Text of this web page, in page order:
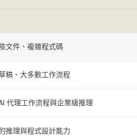
文件、複雜程式碼
稿、大多數工作流程
代理工作流程與企業級推理
推理與程式設計能力